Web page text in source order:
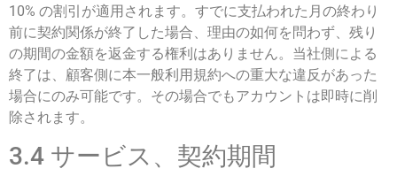
10% の割引が適用されます。すでに支払われた月の終わり
前に契約関係が終了した場合、理由の如何を問わず、残り
の期間の金額を返金する権利はありません。当社側による
終了は、顧客側に本一般利用規約への重大な違反があった
場合にのみ可能です。その場合でもアカウントは即時に削
除されます。
3.4 サービス、契約期間